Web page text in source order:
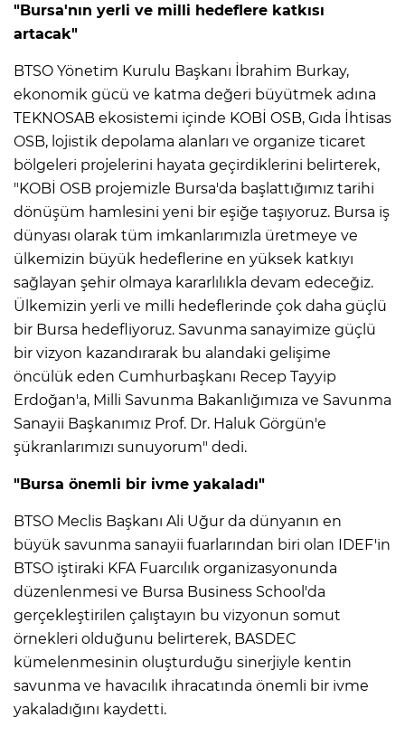
"Bursa'nın yerli ve milli hedeflere katkısı
artacak"
BTSO Yönetim Kurulu Başkanı İbrahim Burkay,
ekonomik gücü ve katma değeri büyütmek adına
TEKNOSAB ekosistemi içinde KOBİ OSB, Gıda İhtisas
OSB, lojistik depolama alanları ve organize ticaret
bölgeleri projelerini hayata geçirdiklerini belirterek,
"KOBİ OSB projemizle Bursa'da başlattığımız tarihi
dönüşüm hamlesini yeni bir eşiğe taşıyoruz. Bursa iş
dünyası olarak tüm imkanlarımızla üretmeye ve
ülkemizin büyük hedeflerine en yüksek katkıyı
sağlayan şehir olmaya kararlılıkla devam edeceğiz.
Ülkemizin yerli ve milli hedeflerinde çok daha güçlü
bir Bursa hedefliyoruz. Savunma sanayimize güçlü
bir vizyon kazandırarak bu alandaki gelişime
öncülük eden Cumhurbaşkanı Recep Tayyip
Erdoğan'a, Milli Savunma Bakanlığımıza ve Savunma
Sanayii Başkanımız Prof. Dr. Haluk Görgün'e
şükranlarımızı sunuyorum" dedi.
"Bursa önemli bir ivme yakaladı"
BTSO Meclis Başkanı Ali Uğur da dünyanın en
büyük savunma sanayii fuarlarından biri olan IDEF'in
BTSO iştiraki KFA Fuarcılık organizasyonunda
düzenlenmesi ve Bursa Business School'da
gerçekleştirilen çalıştayın bu vizyonun somut
örnekleri olduğunu belirterek, BASDEC
kümelenmesinin oluşturduğu sinerjiyle kentin
savunma ve havacılık ihracatında önemli bir ivme
yakaladığını kaydetti.